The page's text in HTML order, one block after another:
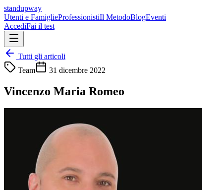
standupway
Utenti e FamiglieProfessionistiIl MetodoBlogEventi
AccediFai il test
Tutti gli articoli
Team
31 dicembre 2022
Vincenzo Maria Romeo